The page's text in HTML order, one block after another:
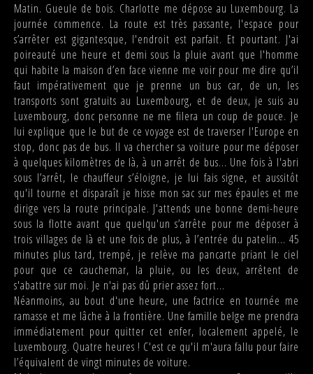
Matin. Gueule de bois. Charlotte me dépose au Luxembourg. La
journée commence. La route est très passante, l'espace pour
s’arrêter est gigantesque, l'endroit est parfait. Et pourtant. J'ai
poireauté une heure et demi sous la pluie avant que l'homme
qui habite la maison d’en face vienne me voir pour me dire qu’il
faut impérativement que je prenne un bus car, de un, les
transports sont gratuits au Luxembourg, et de deux, je suis au
Luxembourg, donc personne ne me filera un coup de pouce. Je
lui explique que le but de ce voyage est de traverser l'Europe en
stop, donc pas de bus. Il va chercher sa voiture pour me déposer
à quelques kilomètres de là, à un arrêt de bus... Une fois à l'abri
sous l’arrêt, le chauffeur s’éloigne, je lui fais signe, et aussitôt
qu'il tourne et disparaît je hisse mon sac sur mes épaules et me
dirige vers la route principale. J'attends une bonne demi-heure
sous la flotte avant que quelqu'un s’arrête pour me déposer à
trois villages de là et une fois de plus, à l’entrée du patelin... 45
minutes plus tard, trempé, je relève ma pancarte priant le ciel
pour que ce cauchemar, la pluie, ou les deux, arrêtent de
s'abattre sur moi. Je n'ai pas dû prier assez fort...
Néanmoins, au bout d'une heure, une factrice en tournée me
ramasse et me lâche à la frontière. Une famille belge me prendra
immédiatement pour quitter cet enfer, localement appelé, le
Luxembourg. Quatre heures ! C'est ce qu'il m'aura fallu pour faire
l’équivalent de vingt minutes de voiture.